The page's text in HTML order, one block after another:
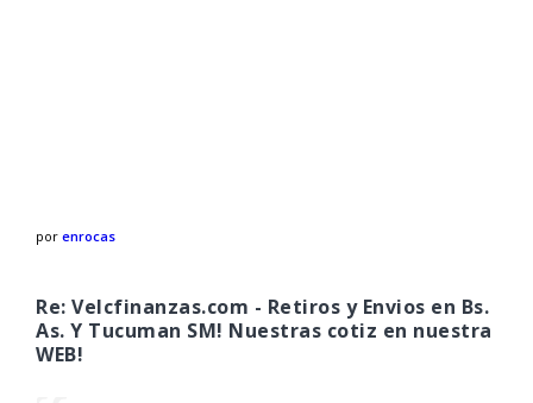
por enrocas
Re: Velcfinanzas.com - Retiros y Envios en Bs.
As. Y Tucuman SM! Nuestras cotiz en nuestra
WEB!